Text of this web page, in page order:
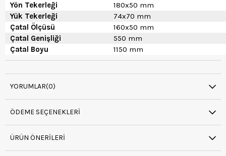
Yön Tekerleği
180x50 mm
Yük Tekerleği
74x70 mm
Çatal Ölçüsü
160x50 mm
Çatal Genişliği
550 mm
Çatal Boyu
1150 mm
YORUMLAR(0)
ÖDEME SEÇENEKLERI
ÜRÜN ÖNERILERI